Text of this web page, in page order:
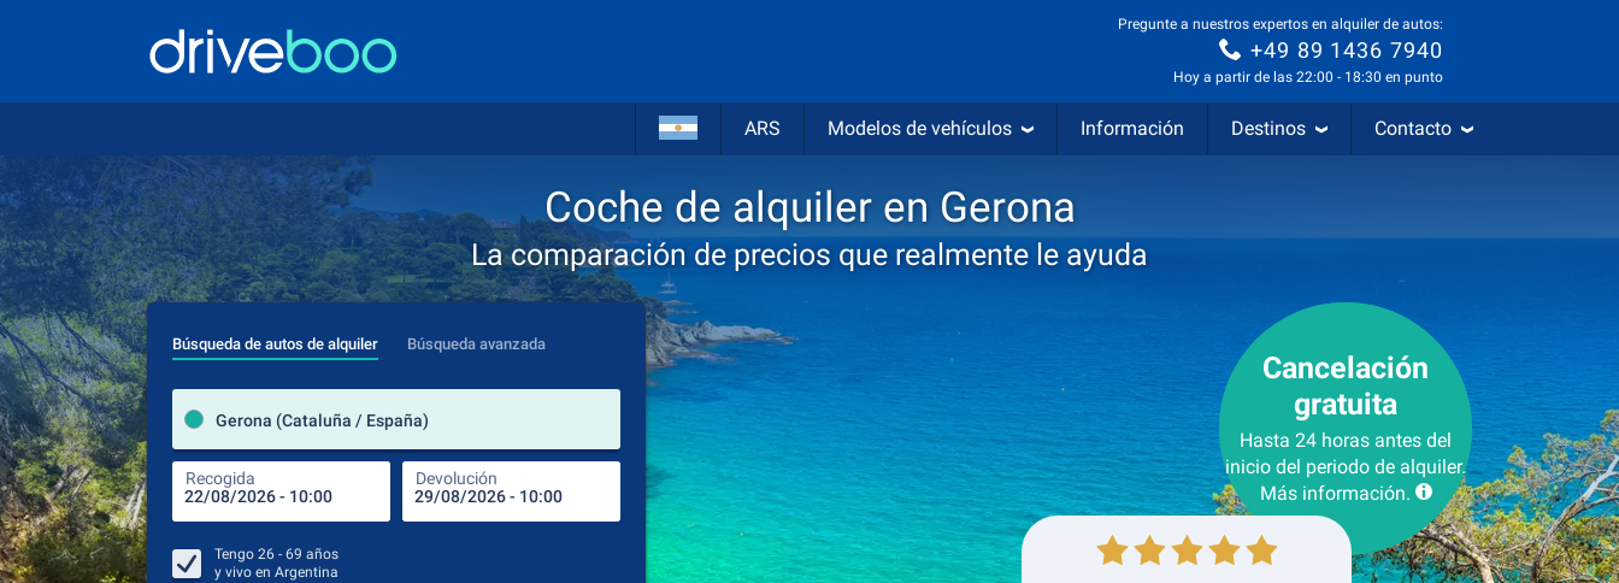
Pregunte a nuestros expertos en alquiler de autos:
+49 89 1436 7940
Hoy a partir de las 22:00 - 18:30 en punto
ARS Modelos de vehículos Información Destinos Contacto
Coche de alquiler en Gerona
La comparación de precios que realmente le ayuda
Búsqueda de autos de alquiler Búsqueda avanzada
Gerona (Cataluña / España)
Recogida Devolución
lugar de alquiler
Lugar de devolución
Recogida Devolución
Tengo 26 - 69 años
y vivo en Argentina
Cancelación
gratuita
Hasta 24 horas antes del
inicio del periodo de alquiler.
Más información.